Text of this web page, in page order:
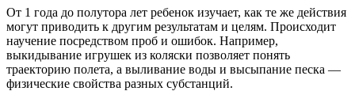
От 1 года до полутора лет ребенок изучает, как те же действия
могут приводить к другим результатам и целям. Происходит
научение посредством проб и ошибок. Например,
выкидывание игрушек из коляски позволяет понять
траекторию полета, а выливание воды и высыпание песка —
физические свойства разных субстанций.